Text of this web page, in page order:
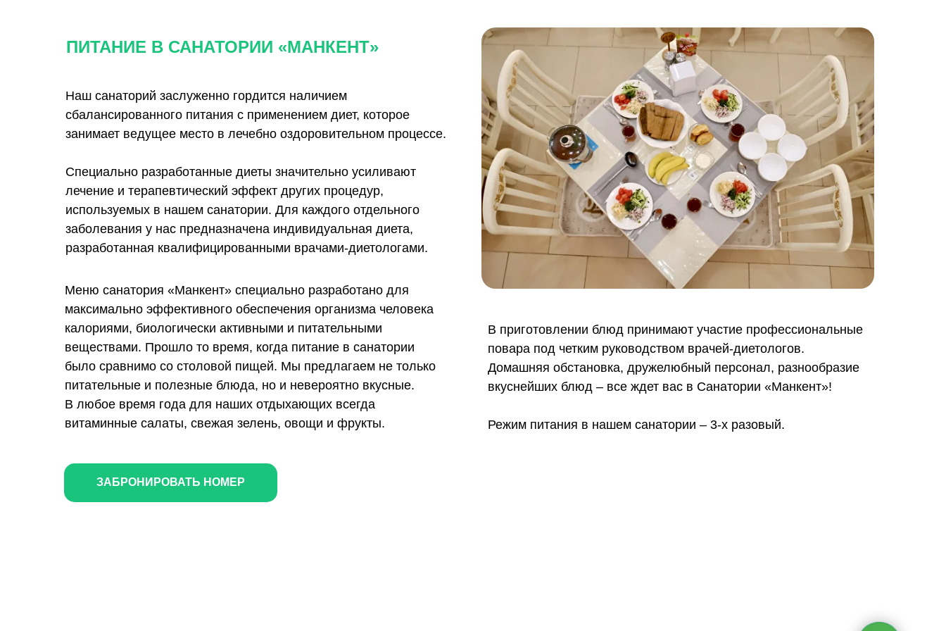
ПИТАНИЕ В САНАТОРИИ «МАНКЕНТ»
Наш санаторий заслуженно гордится наличием
сбалансированного питания с применением диет, которое
занимает ведущее место в лечебно оздоровительном процессе.
Специально разработанные диеты значительно усиливают
лечение и терапевтический эффект других процедур,
используемых в нашем санатории. Для каждого отдельного
заболевания у нас предназначена индивидуальная диета,
разработанная квалифицированными врачами-диетологами.
Меню санатория «Манкент» специально разработано для
максимально эффективного обеспечения организма человека
калориями, биологически активными и питательными
веществами. Прошло то время, когда питание в санатории
было сравнимо со столовой пищей. Мы предлагаем не только
питательные и полезные блюда, но и невероятно вкусные.
В любое время года для наших отдыхающих всегда
витаминные салаты, свежая зелень, овощи и фрукты.
ЗАБРОНИРОВАТЬ НОМЕР
В приготовлении блюд принимают участие профессиональные
повара под четким руководством врачей-диетологов.
Домашняя обстановка, дружелюбный персонал, разнообразие
вкуснейших блюд – все ждет вас в Санатории «Манкент»!
Режим питания в нашем санатории – 3-х разовый.